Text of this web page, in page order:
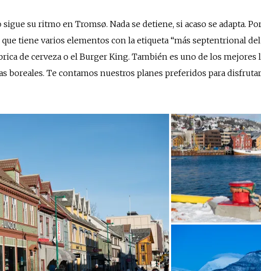
su ritmo en Tromsø. Nada se detiene, si acaso se adapta.
tiene varios elementos con la etiqueta “más septentrional
de cerveza o el Burger King. También es uno de los
boreales. Te contamos nuestros planes preferidos para